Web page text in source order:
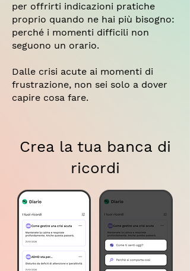
per offrirti indicazioni pratiche
proprio quando ne hai più bisogno:
perché i momenti difficili non
seguono un orario.
Dalle crisi acute ai momenti di
frustrazione, non sei solo a dover
capire cosa fare.
Crea la tua banca di
ricordi